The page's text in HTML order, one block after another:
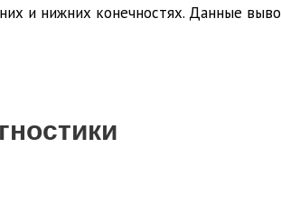
и нижних конечностях. Данные